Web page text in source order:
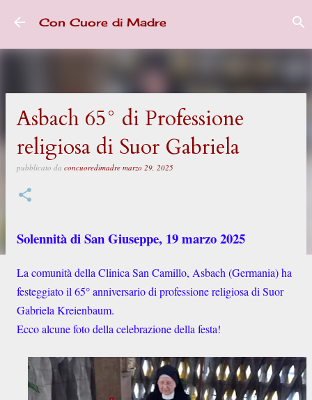
Passa ai contenuti principali
Con Cuore di Madre
Asbach 65° di Professione
religiosa di Suor Gabriela
pubblicato da concuoredimadre marzo 29, 2025
Solennità di San Giuseppe, 19 marzo 2025
La comunità della Clinica San Camillo, Asbach (Germania) ha
festeggiato il 65° anniversario di professione religiosa di Suor
Gabriela Kreienbaum.
Ecco alcune foto della celebrazione della festa!